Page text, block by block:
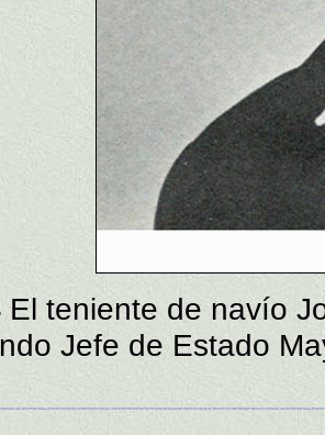
El teniente de navío
Jefe de Estado